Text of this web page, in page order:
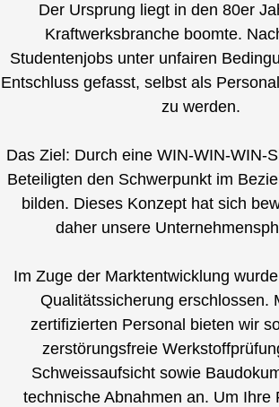
Der Ursprung liegt in den 80er
Kraftwerksbranche boomte.
Studentenjobs unter unfairen
Entschluss gefasst, selbst als
zu werden.
Das Ziel: Durch eine WIN-WIN-WIN-
Beteiligten den Schwerpunkt im
bilden. Dieses Konzept hat sich
daher unsere
Im Zuge der Marktentwicklung
Qualitätssicherung erschlossen.
zertifizierten Personal bieten wir
zerstörungsfreie
Schweissaufsicht sowie
technische Abnahmen an. Um Ihre